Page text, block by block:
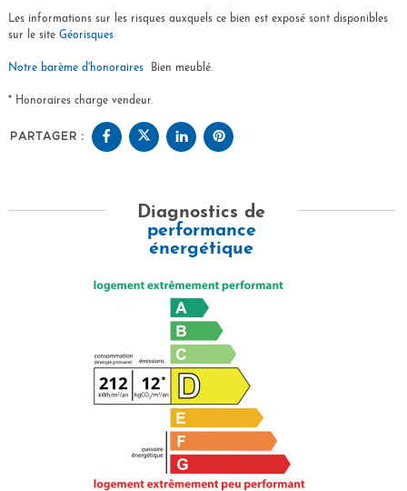
Les informations sur les risques auxquels ce bien est exposé sont disponibles
sur le site Géorisques
Notre barème d'honoraires Bien meublé.
* Honoraires charge vendeur.
PARTAGER :
Diagnostics de
performance
énergétique